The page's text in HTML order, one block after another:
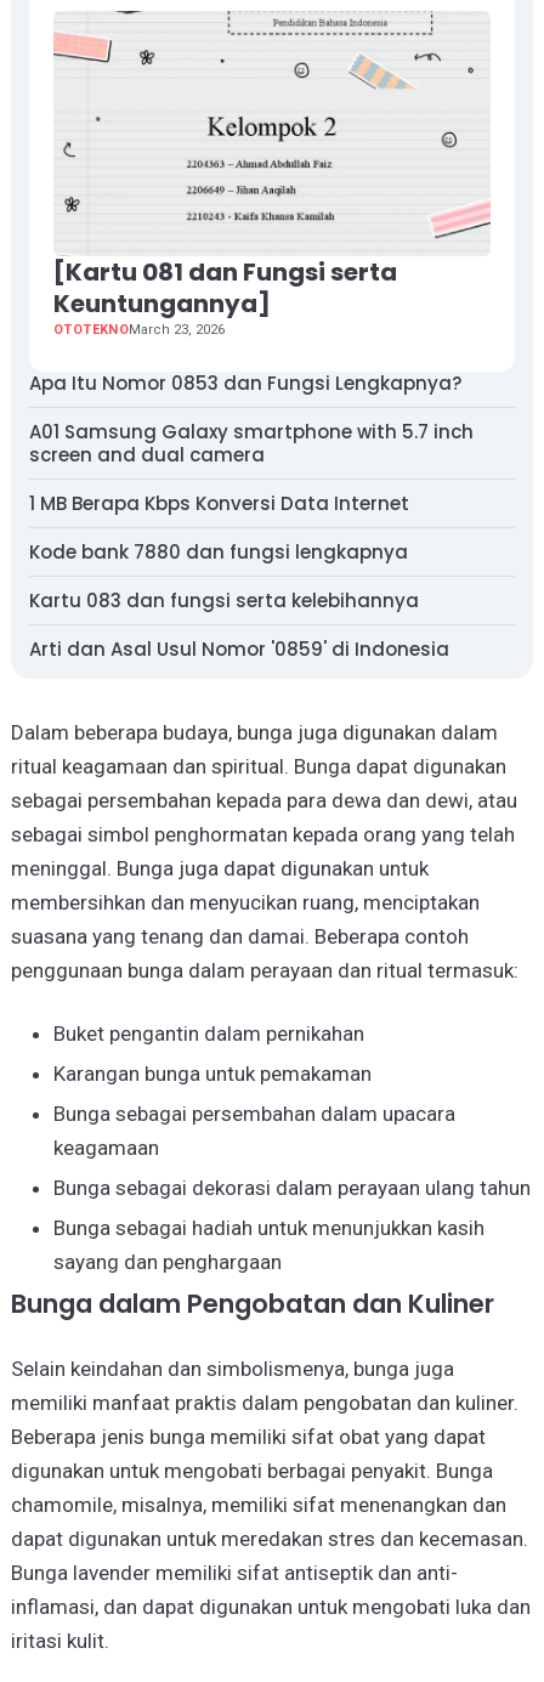
[Kartu 081 dan Fungsi serta
Keuntungannya]
OTOTEKNOMarch 23, 2026
Apa Itu Nomor 0853 dan Fungsi Lengkapnya?
A01 Samsung Galaxy smartphone with 5.7 inch
screen and dual camera
1 MB Berapa Kbps Konversi Data Internet
Kode bank 7880 dan fungsi lengkapnya
Kartu 083 dan fungsi serta kelebihannya
Arti dan Asal Usul Nomor '0859' di Indonesia
Dalam beberapa budaya, bunga juga digunakan dalam
ritual keagamaan dan spiritual. Bunga dapat digunakan
sebagai persembahan kepada para dewa dan dewi, atau
sebagai simbol penghormatan kepada orang yang telah
meninggal. Bunga juga dapat digunakan untuk
membersihkan dan menyucikan ruang, menciptakan
suasana yang tenang dan damai. Beberapa contoh
penggunaan bunga dalam perayaan dan ritual termasuk:
Buket pengantin dalam pernikahan
Karangan bunga untuk pemakaman
Bunga sebagai persembahan dalam upacara
keagamaan
Bunga sebagai dekorasi dalam perayaan ulang tahun
Bunga sebagai hadiah untuk menunjukkan kasih
sayang dan penghargaan
Bunga dalam Pengobatan dan Kuliner
Selain keindahan dan simbolismenya, bunga juga
memiliki manfaat praktis dalam pengobatan dan kuliner.
Beberapa jenis bunga memiliki sifat obat yang dapat
digunakan untuk mengobati berbagai penyakit. Bunga
chamomile, misalnya, memiliki sifat menenangkan dan
dapat digunakan untuk meredakan stres dan kecemasan.
Bunga lavender memiliki sifat antiseptik dan anti-
inflamasi, dan dapat digunakan untuk mengobati luka dan
iritasi kulit.